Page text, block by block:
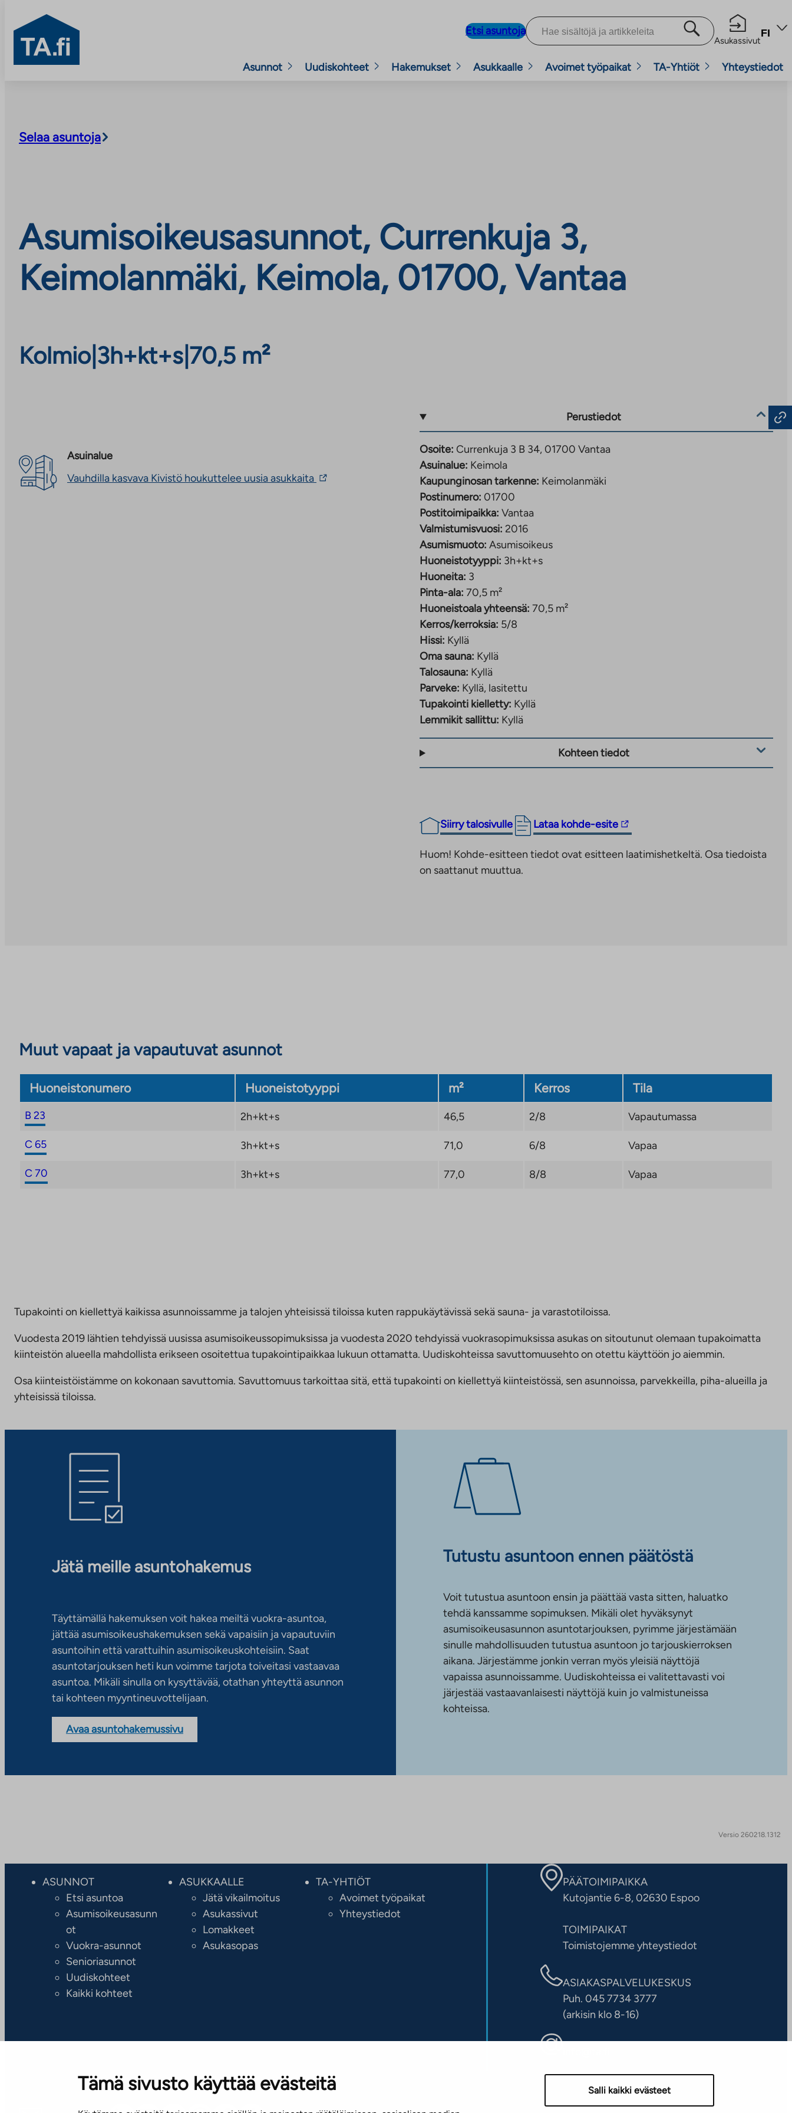
Tämä sivusto käyttää evästeitä Salli kaikki evästeet
TA.fi
Etsi asuntoja
Asukassivut
FI
Asunnot Uudiskohteet Hakemukset Asukkaalle Avoimet työpaikat TA-Yhtiöt Yhteystiedot
Selaa asuntoja
Asumisoikeusasunnot, Currenkuja 3,
Keimolanmäki, Keimola, 01700, Vantaa
Kolmio| 3h+kt+s 70,5 m²
Asuinalue
Vauhdilla kasvava Kivistö houkuttelee uusia asukkaita Linkki
Perustiedot
Osoite: Currenkuja 3 B 34, 01700 Vantaa
Asuinalue: Keimola
Kaupunginosan tarkenne: Keimolanmäki
Postinumero: 01700
Postitoimipaikka: Vantaa
Valmistumisvuosi: 2016
Asumismuoto: Asumisoikeus
Huoneistotyyppi: 3h+kt+s
Huoneita: 3
Pinta-ala: 70,5 m²
Huoneistoala yhteensä: 70,5 m²
Kerros/kerroksia: 5/8
Hissi: Kyllä
Oma sauna: Kyllä
Talosauna: Kyllä
Parveke: Kyllä, lasitettu
Tupakointi kielletty: Kyllä
Lemmikit sallittu: Kyllä
Kohteen tiedot
Siirry talosivulle Lataa kohde-esite
Linkki
ulkopuoliseen
Huom! Kohde-esitteen tiedot ovat esitteen laatimishetkeltä. Osa tiedoista
on saattanut muuttua.
Muut vapaat ja vapautuvat asunnot
Huoneistonumero Huoneistotyyppi m² Kerros Tila
B 23 2h+kt+s 46,5 2/8 Vapautumassa
C 65 3h+kt+s 71,0 6/8 Vapaa
C 70 3h+kt+s 77,0 8/8 Vapaa
Tupakointi on kiellettyä kaikissa asunnoissamme ja talojen yhteisissä tiloissa kuten rappukäytävissä sekä sauna- ja varastotiloissa.
Vuodesta 2019 lähtien tehdyissä uusissa asumisoikeussopimuksissa ja vuodesta 2020 tehdyissä vuokrasopimuksissa asukas on sitoutunut olemaan tupakoimatta
kiinteistön alueella mahdollista erikseen osoitettua tupakointipaikkaa lukuun ottamatta. Uudiskohteissa savuttomuusehto on otettu käyttöön jo aiemmin.
Osa kiinteistöistämme on kokonaan savuttomia. Savuttomuus tarkoittaa sitä, että tupakointi on kiellettyä kiinteistössä, sen asunnoissa, parvekkeilla, piha-alueilla ja
yhteisissä tiloissa.
Jätä meille asuntohakemus
Täyttämällä hakemuksen voit hakea meiltä vuokra-asuntoa,
jättää asumisoikeushakemuksen sekä vapaisiin ja vapautuviin
asuntoihin että varattuihin asumisoikeuskohteisiin. Saat
asuntotarjouksen heti kun voimme tarjota toiveitasi vastaavaa
asuntoa. Mikäli sinulla on kysyttävää, otathan yhteyttä asunnon
tai kohteen myyntineuvottelijaan.
Avaa asuntohakemussivu
Tutustu asuntoon ennen päätöstä
Voit tutustua asuntoon ensin ja päättää vasta sitten, haluatko
tehdä kanssamme sopimuksen. Mikäli olet hyväksynyt
asumisoikeusasunnon asuntotarjouksen, pyrimme järjestämään
sinulle mahdollisuuden tutustua asuntoon jo tarjouskierroksen
aikana. Järjestämme jonkin verran myös yleisiä näyttöjä
vapaissa asunnoissamme. Uudiskohteissa ei valitettavasti voi
järjestää vastaavanlaisesti näyttöjä kuin jo valmistuneissa
kohteissa.
Versio 260218.1312
ASUNNOT
Etsi asuntoa
Asumisoikeusasunn
ot
Vuokra-asunnot
Senioriasunnot
Uudiskohteet
Kaikki kohteet
ASUKKAALLE
Jätä vikailmoitus
Asukassivut
Lomakkeet
Asukasopas
TA-YHTIÖT
Avoimet työpaikat
Yhteystiedot
PÄÄTOIMIPAIKKA
Kutojantie 6-8, 02630 Espoo
TOIMIPAIKAT
Toimistojemme yhteystiedot
ASIAKASPALVELUKESKUS
Puh. 045 7734 3777
(arkisin klo 8-16)